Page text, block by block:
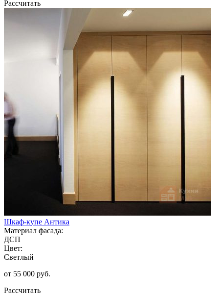
Рассчитать
Шкаф-купе Антика
Материал фасада:
ДСП
Цвет:
Светлый
от 55 000 руб.
Рассчитать